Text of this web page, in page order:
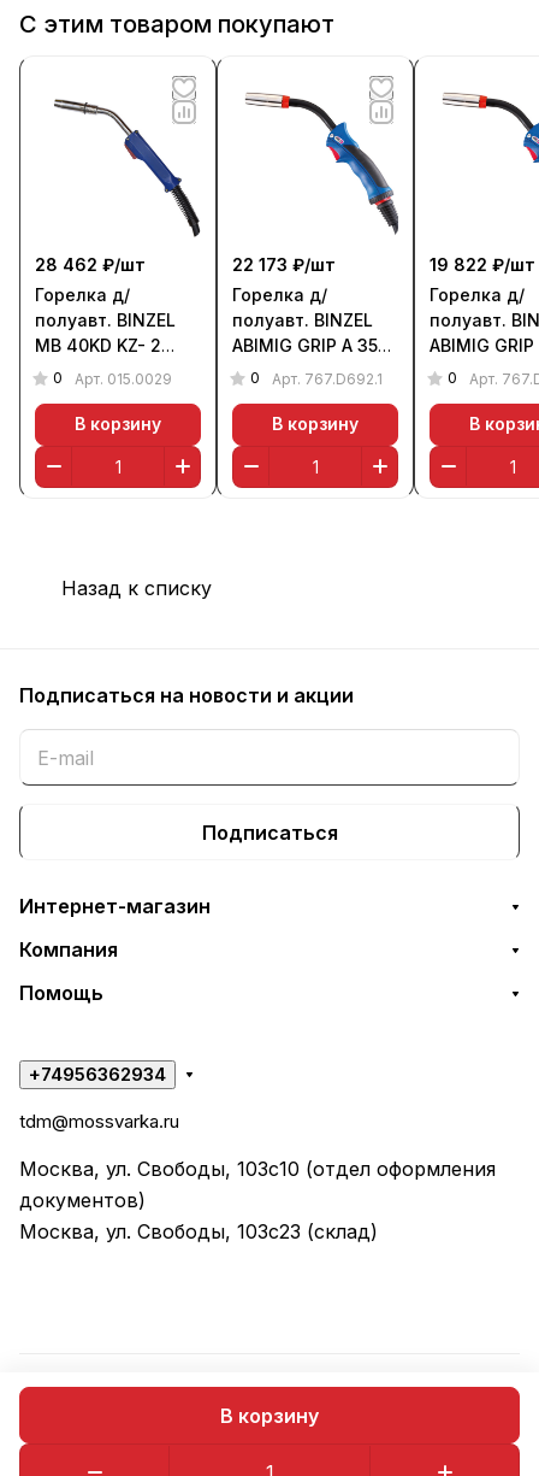
В корзину
С этим товаром покупают
28 462 ₽/шт
Горелка д/
полуавт. BINZEL
MB 40KD KZ- 2
(350 А, 3 м, возд.)
0 Арт. 015.0029
В корзину
22 173 ₽/шт
Горелка д/
полуавт. BINZEL
ABIMIG GRIP A 355
LW (350 А, 5 м,
0 Арт. 767.D692.1
В корзину
19 822 ₽/шт
Горелка д/
полуавт.
ABIMIG
LW (350 А,
0 Арт.
В
Назад к списку
Подписаться на новости и акции
Подписаться
Интернет-магазин
Компания
Помощь
+74956362934
tdm@mossvarka.ru
Москва, ул. Свободы, 103с10 (отдел оформления
документов)
Москва, ул. Свободы, 103с23 (склад)
© 2026 ООО "ТД МОССВАРКА"